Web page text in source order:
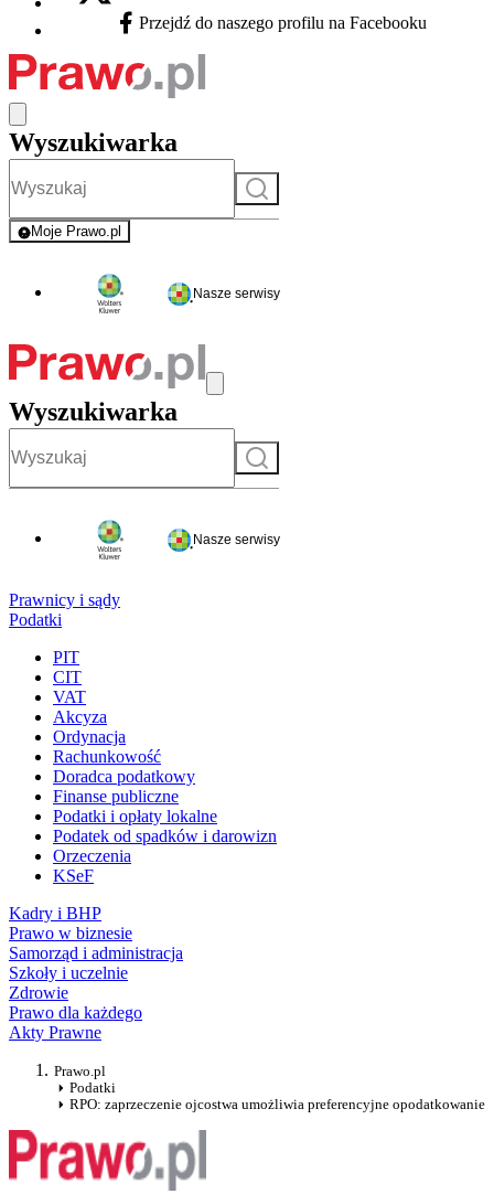
Facebook - otwiera się w nowej karcie
Przejdź do naszego profilu na Facebooku
Wyszukiwarka
Szukaj
Moje Prawo.pl
- rejestracja i logowanie do serwisu
Nasze serwisy
Wyszukiwarka
Szukaj
Nasze serwisy
Prawnicy i sądy
Podatki
PIT
CIT
VAT
Akcyza
Ordynacja
Rachunkowość
Doradca podatkowy
Finanse publiczne
Podatki i opłaty lokalne
Podatek od spadków i darowizn
Orzeczenia
KSeF
Kadry i BHP
Prawo w biznesie
Samorząd i administracja
Szkoły i uczelnie
Zdrowie
Prawo dla każdego
Akty Prawne
Prawo.pl
Podatki
RPO: zaprzeczenie ojcostwa umożliwia preferencyjne opodatkowanie